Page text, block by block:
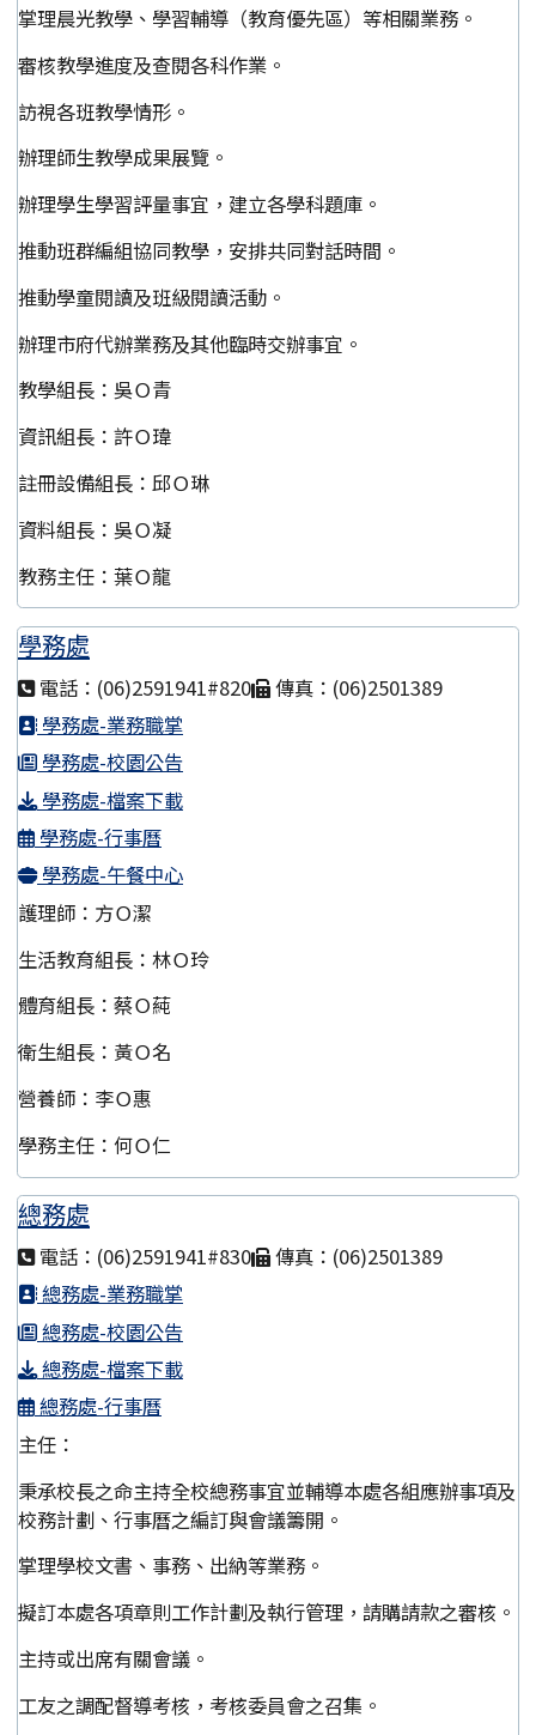
掌理晨光教學、學習輔導（教育優先區）等相關業務。
審核教學進度及查閱各科作業。
訪視各班教學情形。
辦理師生教學成果展覽。
辦理學生學習評量事宜，建立各學科題庫。
推動班群編組協同教學，安排共同對話時間。
推動學童閱讀及班級閱讀活動。
辦理市府代辦業務及其他臨時交辦事宜。
教學組長：吳Ｏ青
資訊組長：許Ｏ瑋
註冊設備組長：邱Ｏ琳
資料組長：吳Ｏ凝
教務主任：葉Ｏ龍
學務處
電話：(06)2591941#820
傳真：(06)2501389
學務處-業務職掌
學務處-校園公告
學務處-檔案下載
學務處-行事曆
學務處-午餐中心
護理師：方Ｏ潔
生活教育組長：林Ｏ玲
體育組長：蔡Ｏ蒓
衛生組長：黃Ｏ名
營養師：李Ｏ惠
學務主任：何Ｏ仁
總務處
電話：(06)2591941#830
傳真：(06)2501389
總務處-業務職掌
總務處-校園公告
總務處-檔案下載
總務處-行事曆
主任：
秉承校長之命主持全校總務事宜並輔導本處各組應辦事項及
校務計劃、行事曆之編訂與會議籌開。
掌理學校文書、事務、出納等業務。
擬訂本處各項章則工作計劃及執行管理，請購請款之審核。
主持或出席有關會議。
工友之調配督導考核，考核委員會之召集。